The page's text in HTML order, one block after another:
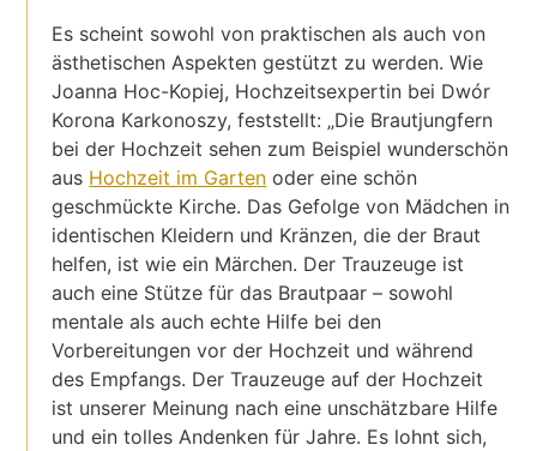
Es scheint sowohl von praktischen als auch von
ästhetischen Aspekten gestützt zu werden. Wie
Joanna Hoc-Kopiej, Hochzeitsexpertin bei Dwór
Korona Karkonoszy, feststellt: „Die Brautjungfern
bei der Hochzeit sehen zum Beispiel wunderschön
aus Hochzeit im Garten oder eine schön
geschmückte Kirche. Das Gefolge von Mädchen in
identischen Kleidern und Kränzen, die der Braut
helfen, ist wie ein Märchen. Der Trauzeuge ist
auch eine Stütze für das Brautpaar – sowohl
mentale als auch echte Hilfe bei den
Vorbereitungen vor der Hochzeit und während
des Empfangs. Der Trauzeuge auf der Hochzeit
ist unserer Meinung nach eine unschätzbare Hilfe
und ein tolles Andenken für Jahre. Es lohnt sich,